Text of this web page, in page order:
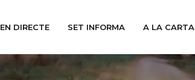
EN DIRECTE SET INFORMA A LA CARTA